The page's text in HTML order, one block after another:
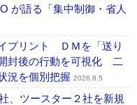
が語る「集中制御・省人
プリント ＤＭを「送り
封後の行動を可視化 二
況を個別把握 2026.8.5
、ツースター２社を新規